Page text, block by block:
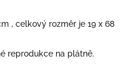
, celkový rozměr je 19 x 68
reprodukce na plátně.